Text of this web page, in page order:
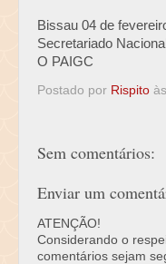
Bissau 04 de
Secretariado
O PAIGC
Postado por Rispito às
Sem comentários:
Enviar um
ATENÇÃO!
Considerando o
comentários sejam